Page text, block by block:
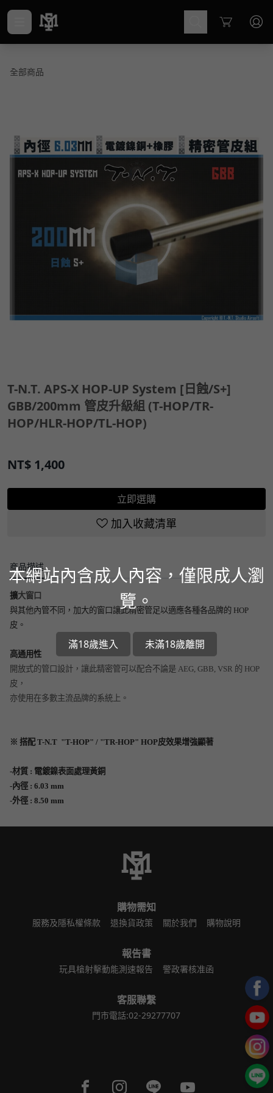
Cart
全部商品
T-N.T. APS-X HOP-UP System [日蝕/S+]
GBB/200mm 管皮升級組 (T-HOP/TR-
HOP/HLR-HOP/TL-HOP)
NT$ 1,400
立即選購
加入收藏清單
商品描述
擴大窗口
與其他內管不同，加大的窗口讓此精密管足以適應各種各品牌的 HOP
皮。
高通用性
開放式的管口設計，讓此精密管可以配合不論是 AEG, GBB, VSR 的 HOP
皮，
亦使用在多數主流品牌的系統上。
※ 搭配 T-N.T "T-HOP" / "TR-HOP" HOP皮效果增強顯著
-材質 : 電鍍鎳表面處理黃銅
-內徑 : 6.03 mm
-外徑 : 8.50 mm
購物需知
服務及隱私權條款 退換貨政策 關於我們 購物說明
報告書
玩具槍射擊動能測速報告 警政署核准函
客服聯繫
門市電話:02-29277707
Facebook page
Instagram page
Line pageYoutube page
本網站內含成人內容，僅限成人瀏
覽。
滿18歲進入 未滿18歲離開